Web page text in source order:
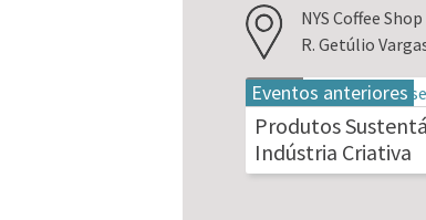
NYS Coffee Shop
R. Getúlio
20
mai.
2026
Eventos anteriores
Produtos
Indústria Criativa